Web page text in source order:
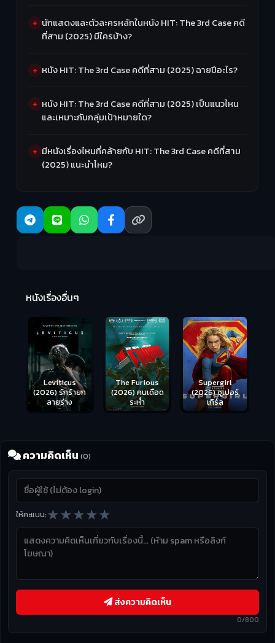
นักแสดงและตัวละครหลักในหนัง HIT: The 3rd Case คดี
ที่สาม (2025) มีใครบ้าง?
หนัง HIT: The 3rd Case คดีที่สาม (2025) ฉายปีอะไร?
หนัง HIT: The 3rd Case คดีที่สาม (2025) เป็นแนวไหน
และเหมาะกับกลุ่มเป้าหมายใด?
มีหนังเรื่องไหนที่คล้ายกับ HIT: The 3rd Case คดีที่สาม
(2025) แนะนำไหม?
หนังเรื่องอื่นๆ
Leviticus
(2026) รักร้ายก
ลายร่าง
The Furious
(2026) คนเดือด
ระห่ำ
Supergirl
(2026) ซูเปอร์
เกิร์ล
ความคิดเห็น (0)
ให้คะแนน:★★★★★
0/800
ส่งความคิดเห็น